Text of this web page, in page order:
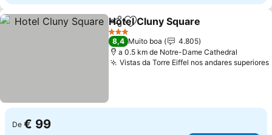
PartilharAdicionar aos favoritos
Hotel Cluny Square
3 Estrelas
8,4 Muito boa
4.805
a 0.5 km de Notre-Dame Cathedral
Vistas da Torre Eiffel nos andares superiores
De € 99